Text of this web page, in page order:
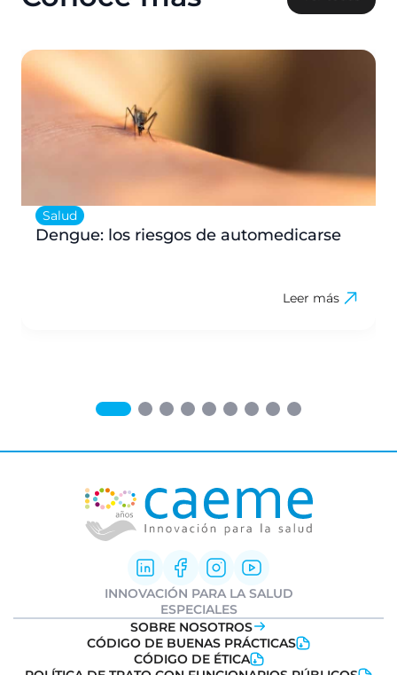
Salud
Dengue: los riesgos de automedicarse
Leer más
INNOVACIÓN PARA LA SALUD
Innovación Farmacéutica
I+D clínica
Sociedad y Medicamentos
Transformación Digital
Salud
ESPECIALES
Informe Weber
Ideatón Salud
InnovationDay
SOBRE NOSOTROS
CÓDIGO DE BUENAS PRÁCTICAS
CÓDIGO DE ÉTICA